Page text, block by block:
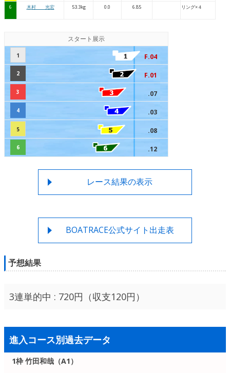
6 木村 光宏 53.3kg 0.0 6.85 リング×４
スタート展示
1 F.04
2 F.01
3 .07
4 .03
5 .08
6 .12
レース結果の表示
BOATRACE公式サイト出走表
予想結果
3連単的中 : 720円（収支120円）
進入コース別過去データ
1枠 竹田和哉（A1）